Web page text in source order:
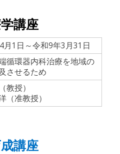
講座
月1日～令和9年3月31日
循環器内科治療を地域の
させるため
授）
准教授）
講座